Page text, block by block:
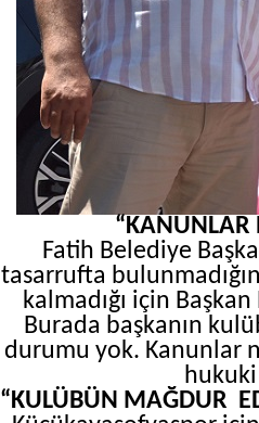
“KANUNLAR
Fatih Belediye
tasarrufta
kalmadığı için
Burada başkanın
durumu yok. Kanunlar
“KULÜBÜN MAĞDUR